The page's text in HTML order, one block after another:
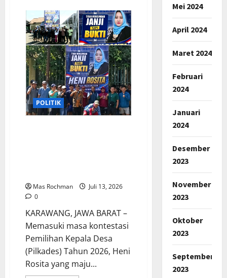
BUKU
BARU
ETIKA
KRISTEN
DIGITAL
POLITIK
Mas Rochman
Juli 13, 2026
0
KARAWANG, JAWA BARAT –
Memasuki masa kontestasi
Pemilihan Kepala Desa
(Pilkades) Tahun 2026, Heni
Rosita yang maju...
Mei 2024
April 2024
Maret 2024
Februari
2024
Januari
2024
Desember
2023
November
2023
Oktober
2023
September
2023